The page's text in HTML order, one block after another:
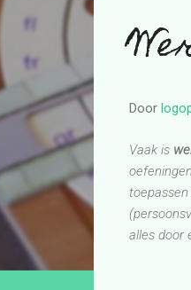
Door
Vaak is
alles door